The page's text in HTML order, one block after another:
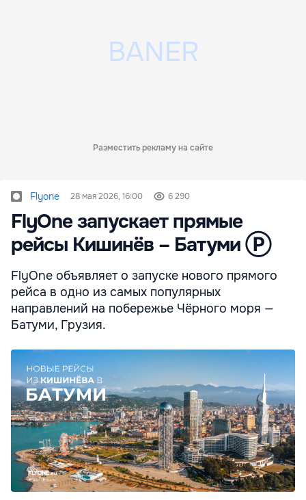
Разместить рекламу на сайте
Flyone 28 мая 2026, 16:00 6 290
FlyOne запускает прямые
рейсы Кишинёв – Батуми Ⓟ
FlyOne объявляет о запуске нового прямого
рейса в одно из самых популярных
направлений на побережье Чёрного моря —
Батуми, Грузия.